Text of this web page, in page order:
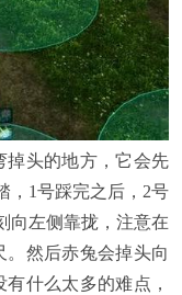
头的地方，它会先
，1号踩完之后，2号
向左侧靠拢，注意在
。然后赤兔会掉头向
什么太多的难点，